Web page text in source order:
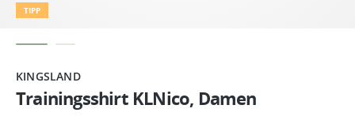
TIPP
KINGSLAND
Trainingsshirt KLNico, Damen